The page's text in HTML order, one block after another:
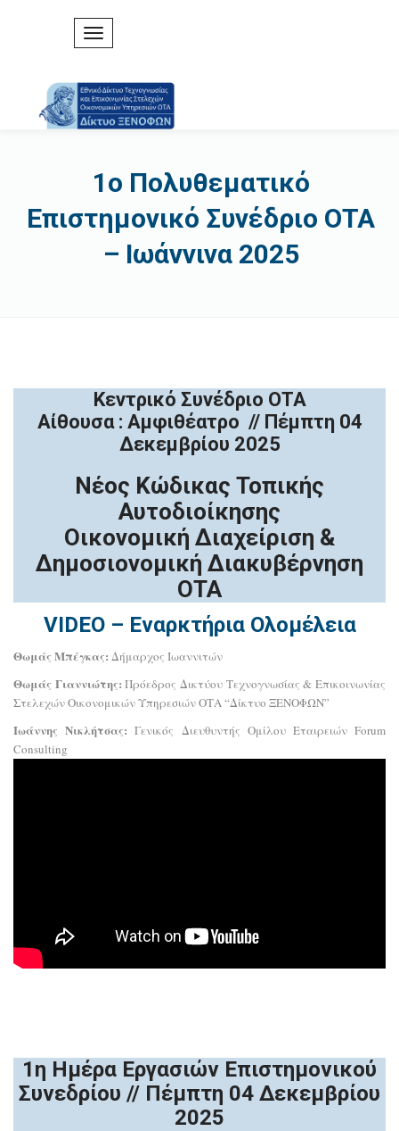
1o Πολυθεματικό
Επιστημονικό Συνέδριο ΟΤΑ
– Ιωάννινα 2025
Κεντρικό Συνέδριο ΟΤΑ
Αίθουσα : Αμφιθέατρο // Πέμπτη 04
Δεκεμβρίου 2025
Νέος Κώδικας Τοπικής
Αυτοδιοίκησης
Οικονομική Διαχείριση &
Δημοσιονομική Διακυβέρνηση
ΟΤΑ
VIDEO – Εναρκτήρια Ολομέλεια
Θωμάς Μπέγκας: Δήμαρχος Ιωαννιτών
Θωμάς Γιαννιώτης:Πρόεδρος Δικτύου Τεχνογνωσίας & Επικοινωνίας
Στελεχών Οικονομικών Υπηρεσιών ΟΤΑ “Δίκτυο ΞΕΝΟΦΩΝ”
Ιωάννης Νικλήτσας:Γενικός Διευθυντής Ομίλου Εταιρειών Forum
Consulting
1η Ημέρα Εργασιών Επιστημονικού
Συνεδρίου // Πέμπτη 04 Δεκεμβρίου
2025